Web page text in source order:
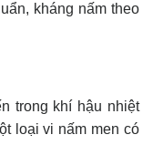
kháng nấm theo
trong khí hậu nhiệt
loại vi nấm men có